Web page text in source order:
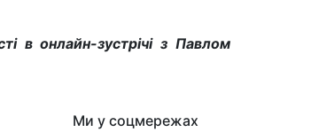
в онлайн-зустрічі з Павлом
Ми у соцмережах